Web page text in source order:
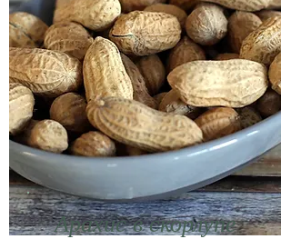
Арахис в скорлупе